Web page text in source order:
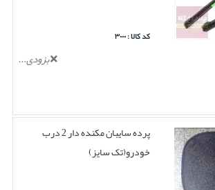
کد کالا : ۳۰۰۰
بزودی...
پرده سایبان مکنده دار 2 درب
خودرو(تک سایز)